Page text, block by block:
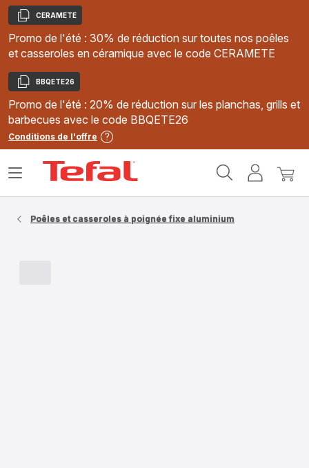
Copier
CERAMETE
Promo de l'été : 30% de réduction sur toutes nos poêles
et casseroles en céramique avec le code CERAMETE
Copier
BBQETE26
Promo de l'été : 20% de réduction sur les planchas, grills et
barbecues avec le code BBQETE26
Conditions de l'offre
MonMon
Ouvrir
Poêles et casseroles à poignée fixe aluminium